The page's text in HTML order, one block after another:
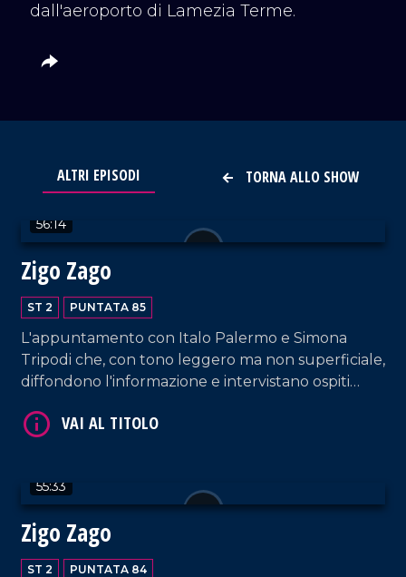
dall'aeroporto di Lamezia Terme.
TORNA ALLO SHOW
ALTRI EPISODI
56:14
Zigo Zago
ST 2 PUNTATA 85
L'appuntamento con Italo Palermo e Simona
Tripodi che, con tono leggero ma non superficiale,
diffondono l'informazione e intervistano ospiti
Lamezia Terme.
VAI AL TITOLO
55:33
Zigo Zago
ST 2 PUNTATA 84